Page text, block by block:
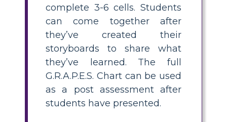
complete 3-6 cells. Students
can come together after
they’ve created their
storyboards to share what
they’ve learned. The full
G.R.A.P.E.S. Chart can be used
as a post assessment after
students have presented.